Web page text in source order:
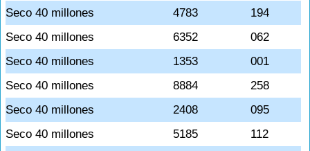
Seco 40 millones
4783
194
Seco 40 millones
6352
062
Seco 40 millones
1353
001
Seco 40 millones
8884
258
Seco 40 millones
2408
095
Seco 40 millones
5185
112